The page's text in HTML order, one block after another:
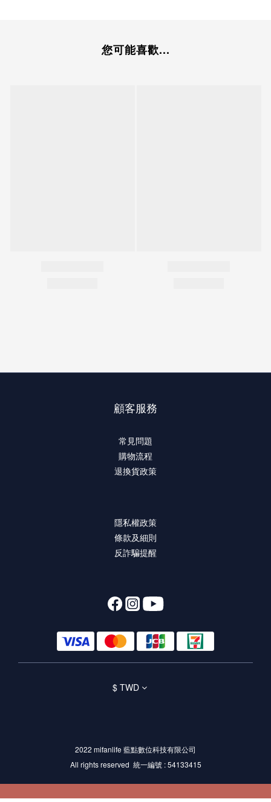
您可能喜歡...
顧客服務
常見問題
購物流程
退換貨政策
隱私權政策
條款及細則
反詐騙提醒
$ TWD
2022 mifanlife 藍點數位科技有限公司
All rights reserved 統一編號 : 54133415